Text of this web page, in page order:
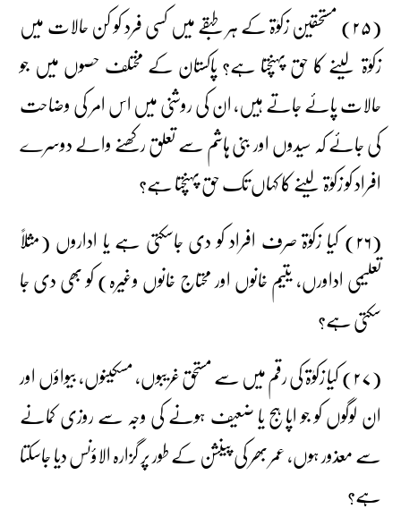
(۲۵) مستحقین زکوٰۃ کے ہر طبقے میں کسی فرد کو کن حالات میں
زکوٰۃ لینے کا حق پہنچتا ہے؟ پاکستان کے مختلف حصوں میں جو
حالات پائے جاتے ہیں، ان کی روشنی میں اس امر کی وضاحت
کی جائے کہ سیدوں اور بنی ہاشم سے تعلق رکھنے والے دوسرے
افراد کو زکوٰۃ لینے کا کہاں تک حق پہنچتا ہے؟
(۲۶) کیا زکوٰۃ صرف افراد کو دی جاسکتی ہے یا اداروں (مثلاً
تعلیمی اداورں، یتیم خانوں اور محتاج خانوں وغیرہ) کو بھی دی جا
سکتی ہے؟
(۲۷) کیا زکوٰۃ کی رقم میں سے مستحق غریبوں، مسکینوں، بیواؤں اور
ان لوگوں کو جو اپاہج یا ضعیف ہونے کی وجہ سے روزی کمانے
سے معذور ہوں، عمر بھر کی پینشن کے طور پر گزارہ الاؤنس دیا جاسکتا
ہے؟